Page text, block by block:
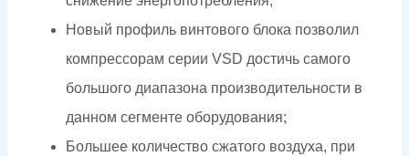
Новый профиль винтового блока позволил
компрессорам серии VSD достичь самого
большого диапазона производительности в
данном сегменте оборудования;
Большее количество сжатого воздуха, при